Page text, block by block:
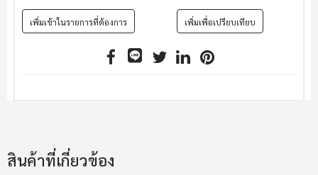
เพิ่มเข้าในรายการที่ต้องการ เพิ่มเพื่อเปรียบเทียบ
สินค้าที่เกี่ยวข้อง